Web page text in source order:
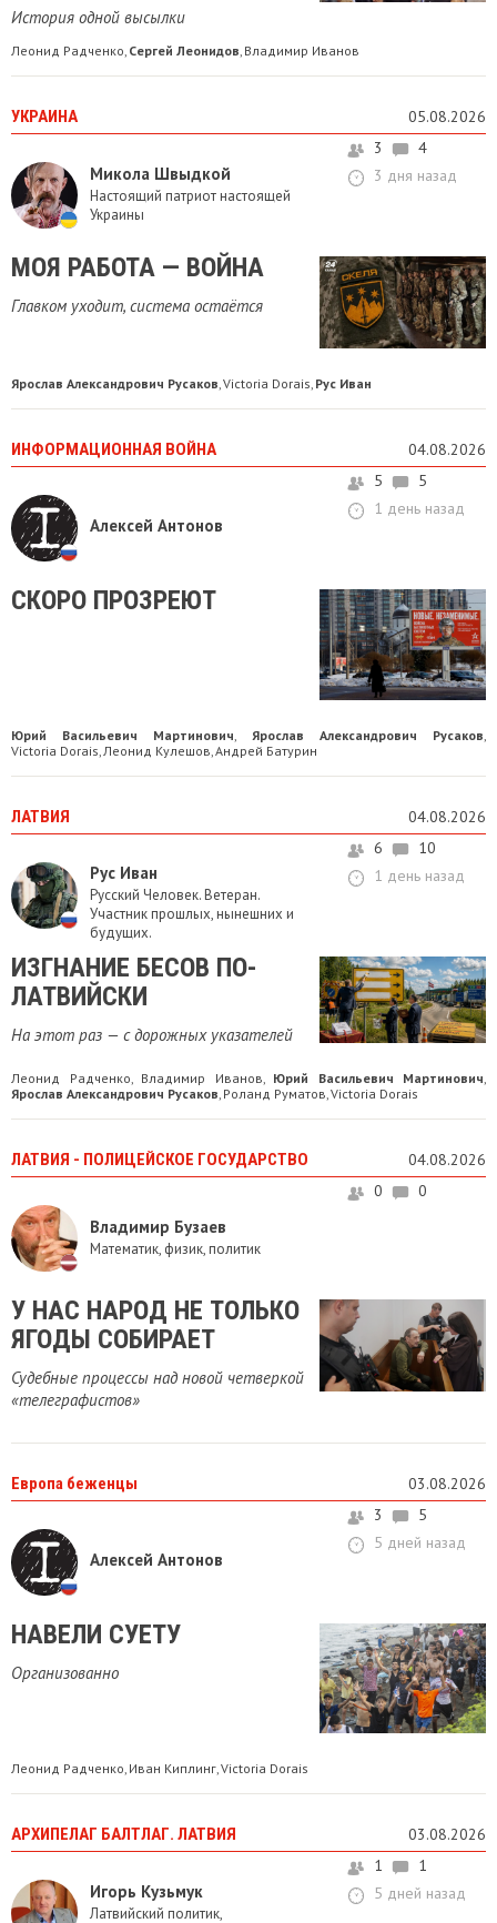
История одной высылки
Леонид Радченко Сергей Леонидов Владимир Иванов
УКРАИНА 05.08.2026
Микола Швыдкой
Настоящий патриот настоящей
Украины
3
4
3 дня назад
МОЯ РАБОТА — ВОЙНА
Главком уходит, система остаётся
Ярослав Александрович Русаков,Victoria Dorais, Рус Иван
ИНФОРМАЦИОННАЯ ВОЙНА 04.08.2026
Алексей Антонов
5
5
1 день назад
СКОРО ПРОЗРЕЮТ
Юрий Васильевич Мартинович, Ярослав Александрович Русаков,
Victoria Dorais,Леонид Кулешов,Андрей Батурин
ЛАТВИЯ 04.08.2026
Рус Иван
Русский Человек. Ветеран.
Участник прошлых, нынешних и
будущих.
6
10
1 день назад
ИЗГНАНИЕ БЕСОВ ПО-
ЛАТВИЙСКИ
На этот раз — с дорожных указателей
Леонид Радченко, Владимир Иванов, Юрий Васильевич Мартинович,
Ярослав Александрович Русаков, Роланд Руматов,Victoria Dorais
ЛАТВИЯ - ПОЛИЦЕЙСКОЕ ГОСУДАРСТВО 04.08.2026
Владимир Бузаев
Математик, физик, политик
0 0
У НАС НАРОД НЕ ТОЛЬКО
ЯГОДЫ СОБИРАЕТ
Судебные процессы над новой четверкой
«телеграфистов»
Европа беженцы 03.08.2026
Алексей Антонов
3
5
5 дней назад
НАВЕЛИ СУЕТУ
Организованно
Леонид Радченко, Иван Киплинг,Victoria Dorais
АРХИПЕЛАГ БАЛТЛАГ. ЛАТВИЯ 03.08.2026
Игорь Кузьмук
Латвийский политик,
1
1
5 дней назад